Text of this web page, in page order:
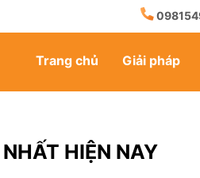
Trang chủ Giải pháp
HIỆN NAY